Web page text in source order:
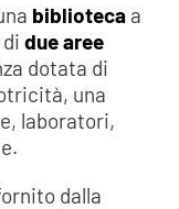
bibliotecaa
due aree
dotata di
una
laboratori,
dalla